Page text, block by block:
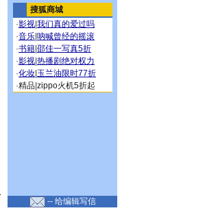
搜狐商城
·影视 我们真的爱过吗
·音乐 呐喊曾经的摇滚
·书籍 邵佳一写真5折
·影视 热播剧绝对权力
·化妆 玉兰油限时77折
·精品 zippo火机5折起
-- 给编辑写信